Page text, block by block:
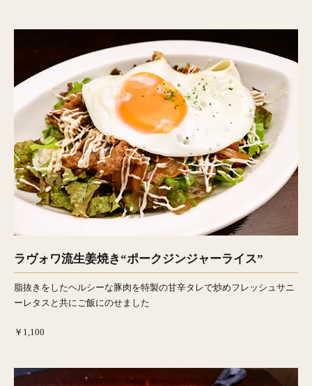
ラヴォワ流生姜焼き“ポークジンジャーライス”
脂抜きをしたヘルシーな豚肉を特製の甘辛タレで炒めフレッシュサニ
ーレタスと共にご飯にのせました
￥1,100